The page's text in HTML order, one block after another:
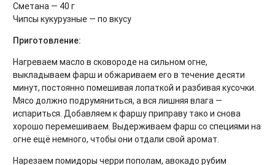
Сметана — 40 г
Чипсы кукурузные — по вкусу
Приготовление:
Нагреваем масло в сковороде на сильном огне,
выкладываем фарш и обжариваем его в течение десяти
минут, постоянно помешивая лопаткой и разбивая кусочки.
Мясо должно подрумяниться, а вся лишняя влага —
испариться. Добавляем к фаршу приправу тако и снова
хорошо перемешиваем. Выдерживаем фарш со специями на
огне ещё немного, чтобы они отдали свой аромат.
Нарезаем помидоры черри пополам, авокадо рубим